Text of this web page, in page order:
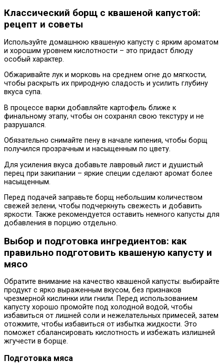
Классический борщ с квашеной капустой:
рецепт и советы
Используйте домашнюю квашеную капусту с ярким ароматом
и хорошим уровнем кислотности – это придаст блюду
особый характер.
Обжаривайте лук и морковь на среднем огне до мягкости,
чтобы раскрыть их природную сладость и усилить глубину
вкуса супа.
В процессе варки добавляйте картофель ближе к
финальному этапу, чтобы он сохранял свою текстуру и не
разрушался.
Обязательно снимайте пену в начале кипения, чтобы борщ
получился прозрачным и насыщенным по цвету.
Для усиления вкуса добавьте лавровый лист и душистый
перец при закипании – яркие специи сделают аромат более
насыщенным.
Перед подачей заправьте борщ небольшим количеством
свежей зелени, чтобы подчеркнуть свежесть и добавить
яркости. Также рекомендуется оставить немного капусты для
добавления в порцию отдельно.
Выбор и подготовка ингредиентов: как
правильно подготовить квашеную капусту и
мясо
Обратите внимание на качество квашеной капусты: выбирайте
продукт с ярко выраженным вкусом, без признаков
чрезмерной кислинки или гнили. Перед использованием
капусту хорошо промойте под холодной водой, чтобы
избавиться от лишней соли и нежелательных примесей, затем
отожмите, чтобы избавиться от избытка жидкости. Это
поможет сбалансировать кислотность и избежать излишней
жгучести в борще.
Подготовка мяса